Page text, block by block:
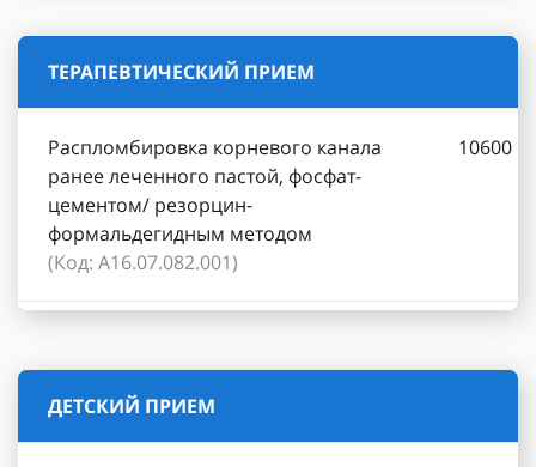
ТЕРАПЕВТИЧЕСКИЙ ПРИЕМ
Распломбировка корневого канала
ранее леченного пастой, фосфат-
цементом/ резорцин-
формальдегидным методом
(Код: А16.07.082.001)
10600
ДЕТСКИЙ ПРИЕМ